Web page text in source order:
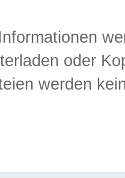
oder
werden